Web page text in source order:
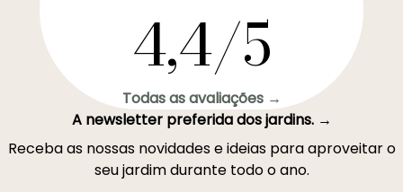
4,4/5
Todas as avaliações →
A newsletter preferida dos jardins. →
Receba as nossas novidades e ideias para aproveitar o
seu jardim durante todo o ano.